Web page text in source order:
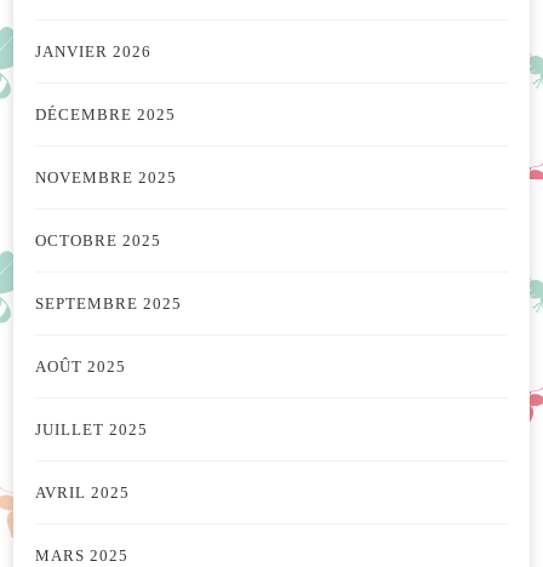
JANVIER 2026
DÉCEMBRE 2025
NOVEMBRE 2025
OCTOBRE 2025
SEPTEMBRE 2025
AOÛT 2025
JUILLET 2025
AVRIL 2025
MARS 2025